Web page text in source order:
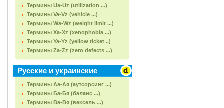
Термины Ua-Uz (utilization ...)
Термины Va-Vz (vehicle ...)
Термины Wa-Wz (weight limit ...)
Термины Xa-Xz (xenophobia ...)
Термины Ya-Yz (yellow ticket ..)
Термины Za-Zz (zero defects ...)
Русские и украинские
Термины Аа-Ая (аутсорсинг ...)
Термины Ба-Бя (баланс ...)
Термины Ва-Вя (вексель ...)